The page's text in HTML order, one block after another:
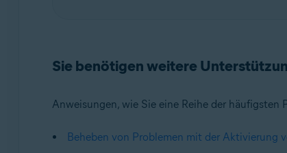
Sie benötigen weitere
Anweisungen, wie Sie eine Reihe der
Beheben von Problemen mit der Aktivierung